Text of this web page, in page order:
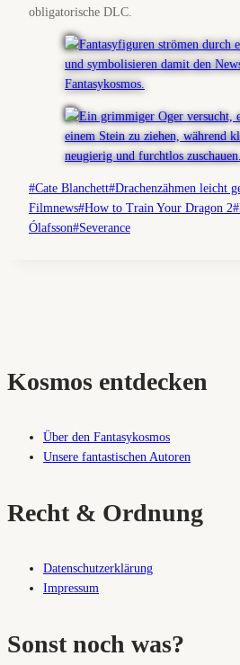
obligatorische DLC.
Schlagworte:
#Cate Blanchett#Drachenzähmen leicht
Filmnews#How to Train Your Dragon 2#
Ólafsson#Severance
Kosmos entdecken
Über den Fantasykosmos
Unsere fantastischen Autoren
Recht & Ordnung
Datenschutzerklärung
Impressum
Sonst noch was?